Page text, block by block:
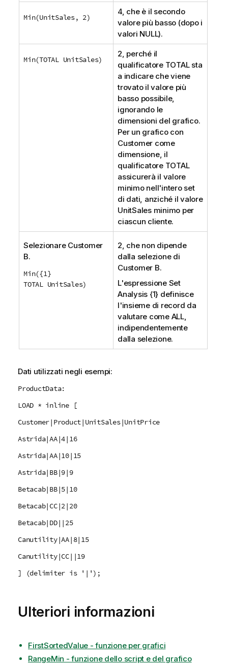
Min(UnitSales, 2)
4, che è il secondo
valore più basso (dopo i
valori NULL).
Min(TOTAL UnitSales)
2, perché il
qualificatore TOTALsta
a indicare che viene
trovato il valore più
basso possibile,
ignorando le
dimensioni del grafico.
Per un grafico con
Customer come
dimensione, il
qualificatore TOTAL
assicurerà il valore
minimo nell'intero set
di dati, anziché il valore
UnitSalesminimo per
ciascun cliente.
Selezionare Customer
B.
Min({1}
TOTAL UnitSales)
2, che non dipende
dalla selezione di
Customer B.
L'espressione Set
Analysis {1} definisce
l'insieme di record da
valutare come ALL,
indipendentemente
dalla selezione.
Dati utilizzati negli esempi:
ProductData:
LOAD * inline [
Customer|Product|UnitSales|UnitPrice
Astrida|AA|4|16
Astrida|AA|10|15
Astrida|BB|9|9
Betacab|BB|5|10
Betacab|CC|2|20
Betacab|DD||25
Canutility|AA|8|15
Canutility|CC||19
] (delimiter is '|');
Ulteriori informazioni
FirstSortedValue - funzione per grafici
RangeMin - funzione dello script e del grafico